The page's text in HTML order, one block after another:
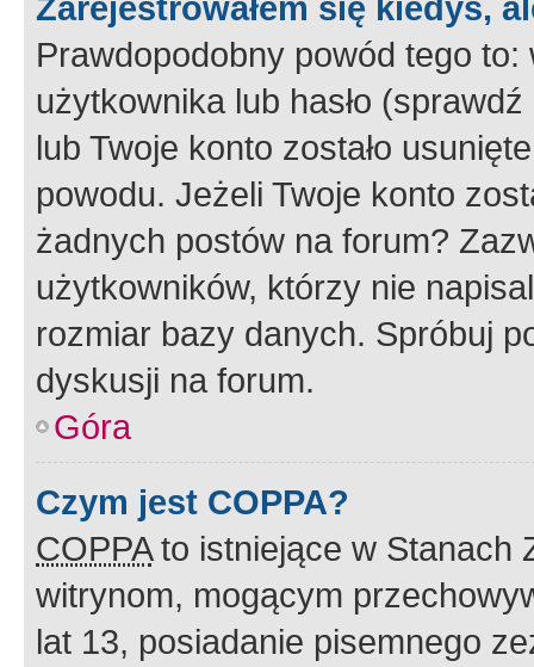
Prawdopodobny powód tego to:
użytkownika lub hasło
lub Twoje konto zostało
powodu. Jeżeli Twoje konto
żadnych postów na forum?
użytkowników, którzy nie
rozmiar bazy danych. Spróbuj
dyskusji na forum.
Góra
Czym jest COPPA?
COPPAto istniejące w Stanach
witrynom, mogącym
lat 13, posiadanie pisemnego